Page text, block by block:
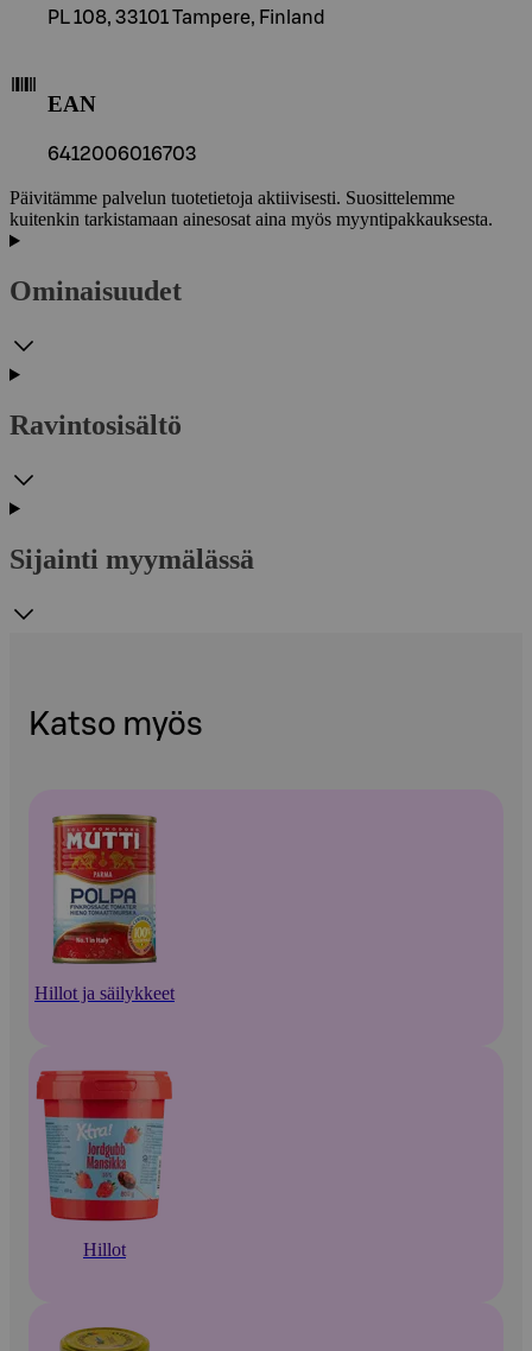
PL 108, 33101 Tampere, Finland
EAN
6412006016703
Päivitämme palvelun tuotetietoja aktiivisesti. Suosittelemme
kuitenkin tarkistamaan ainesosat aina myös myyntipakkauksesta.
Ominaisuudet
Ravintosisältö
Sijainti myymälässä
Katso myös
Hillot ja säilykkeet
Hillot